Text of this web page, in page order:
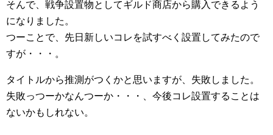
そんで、戦争設置物としてギルド商店から購入できるよう
になりました。
つーことで、先日新しいコレを試すべく設置してみたので
すが・・・。
タイトルから推測がつくかと思いますが、失敗しました。
失敗っつーかなんつーか・・・、今後コレ設置することは
ないかもしれない。